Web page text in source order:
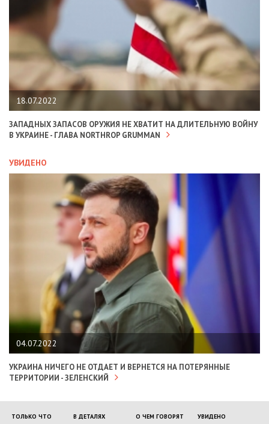
18.07.2022
ЗАПАДНЫХ ЗАПАСОВ ОРУЖИЯ НЕ ХВАТИТ НА ДЛИТЕЛЬНУЮ ВОЙНУ
В УКРАИНЕ - ГЛАВА NORTHROP GRUMMAN
УВИДЕНО
04.07.2022
УКРАИНА НИЧЕГО НЕ ОТДАЕТ И ВЕРНЕТСЯ НА ПОТЕРЯННЫЕ
ТЕРРИТОРИИ - ЗЕЛЕНСКИЙ
ТОЛЬКО ЧТО В ДЕТАЛЯХ О ЧЕМ ГОВОРЯТ
УВИДЕНО